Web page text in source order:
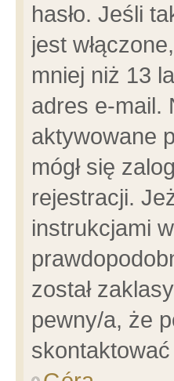
hasło. Jeśli
jest
mniej niż 13
adres e-mail.
aktywowane
mógł się
rejestracji.
instrukcjami
został
pewny/a, że